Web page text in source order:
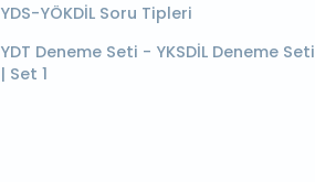
YDS-YÖKDİL Soru Tipleri
YDT Deneme Seti - YKSDİL Deneme Seti
| Set 1